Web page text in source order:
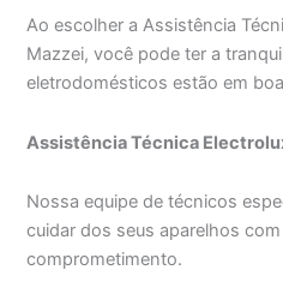
Ao escolher a Assistência
Mazzei, você pode ter a
eletrodomésticos estão em
Assistência Técnica
Nossa equipe de técnicos
cuidar dos seus aparelhos
comprometimento.